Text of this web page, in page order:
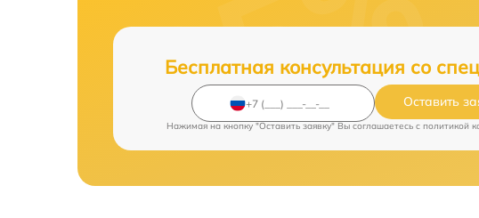
Бесплатная консультация со
Оставить
Нажимая на кнопку "Оставить заявку" Вы соглашаетесь c политикой